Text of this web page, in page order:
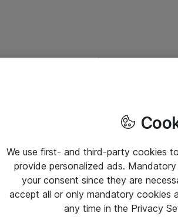
We use first- and third-party cookies
provide personalized ads.
your consent since they are
accept all or only mandatory cookies
any time in the Privacy